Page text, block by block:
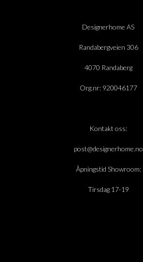
Designerhome AS
Randabergveien 306
4070 Randaberg
Org.nr: 920046177
Kontakt oss:
post@designerhome.no
Åpningstid Showroom:
Tirsdag 17-19